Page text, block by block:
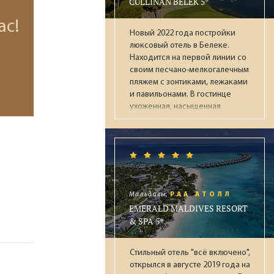
престижных наград (Condé Nast
идеален для взыскательных
путешественников, ищущих
уединение и высочайший
уровень сервиса.
Новый 2022 года постройки
люксовый отель в Белеке.
Находится на первой линии со
своим песчано-мелкогалечным
пляжем с зонтиками, лежаками
и павильонами. В гостинце
ухоженная, насыщенная
инфраструктурой территория
граничащая с гольф клубом,
которым могут пользоваться
постояльцы отеля. К услугам
гостей 5 ресторанов, 20 баров,
открытые и закрытые бассейны
(в т.ч. с подогревом зимой),
аквапарк с 13 воднымии
горками, СПА-центр,
тренажёрный зал, детская зона
круглосуточный зал ожидания
при раннем заезде / позднем
Мальдивы,РАА АТОЛЛ
EMERALD MALDIVES RESORT
& SPA 5*
Стильный отель "всё включено",
открылся в августе 2019 года на